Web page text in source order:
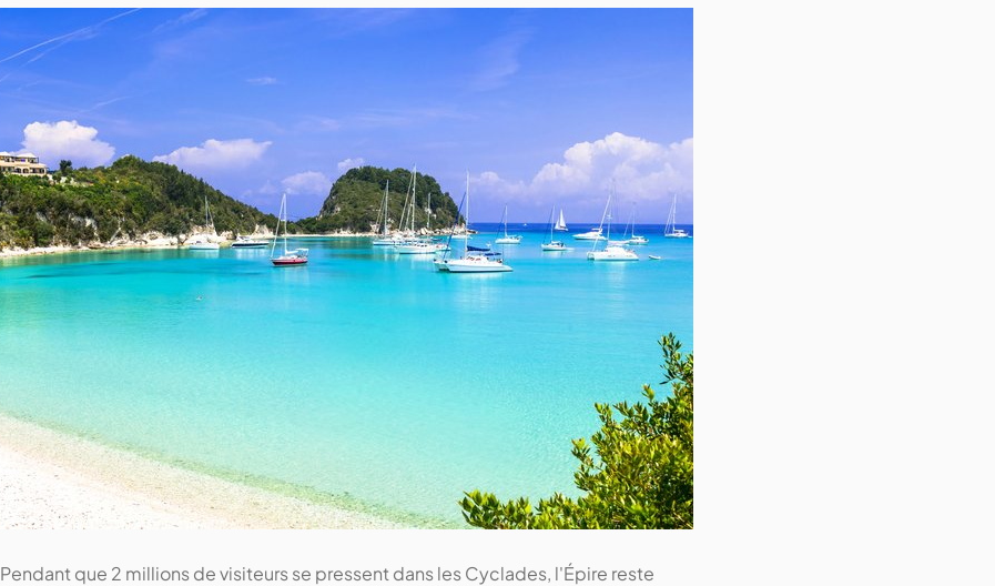
Pendant que 2 millions de visiteurs se pressent dans les Cyclades, l'Épire reste